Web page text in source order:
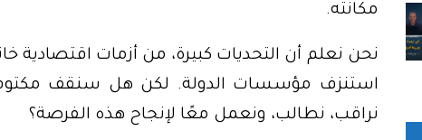
مكانته.
نحن نعلم أن التحديات كبيرة، من أزمات اقتصادية
استنزف مؤسسات الدولة. لكن هل سنقف مكتوفي
نراقب، نطالب، ونعمل معًا لإنجاح هذه الفرصة؟